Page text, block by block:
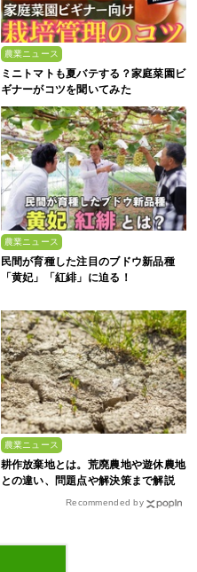
農業ニュース
ミニトマトも夏バテする？家庭菜園ビ
ギナーがコツを聞いてみた
農業ニュース
民間が育種した注目のブドウ新品種
「黄妃」「紅緋」に迫る！
農業ニュース
耕作放棄地とは。荒廃農地や遊休農地
との違い、問題点や解決策まで解説
Recommended by